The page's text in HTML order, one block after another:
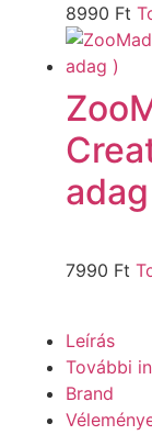
8990 Ft
7990 Ft
Leírás
További
Brand